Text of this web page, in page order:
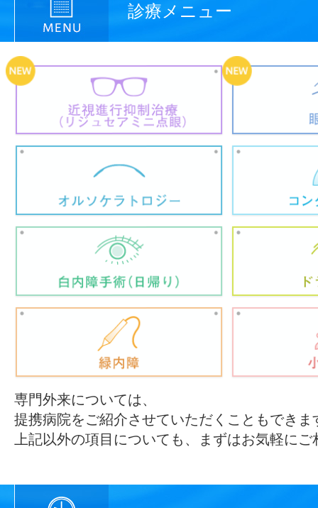
診療メニュー
専門外来については、
提携病院をご紹介させていただくこともできま
上記以外の項目についても、まずはお気軽に